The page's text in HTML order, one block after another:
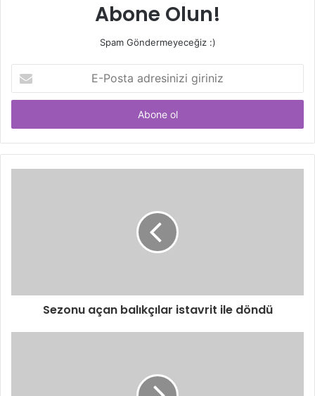
Abone Olun!
Spam Göndermeyeceğiz :)
Posta
adresinizi
Sezonu açan balıkçılar istavrit ile döndü